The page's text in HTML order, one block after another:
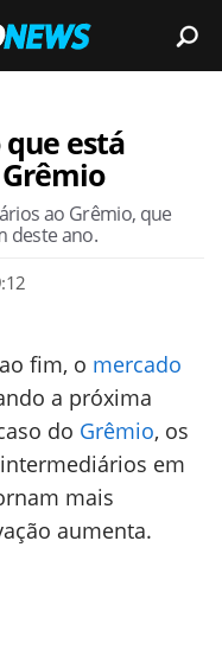
está
ao Grêmio, que
deste ano.
fim, o mercado
a próxima
do Grêmio, os
em
mais
aumenta.